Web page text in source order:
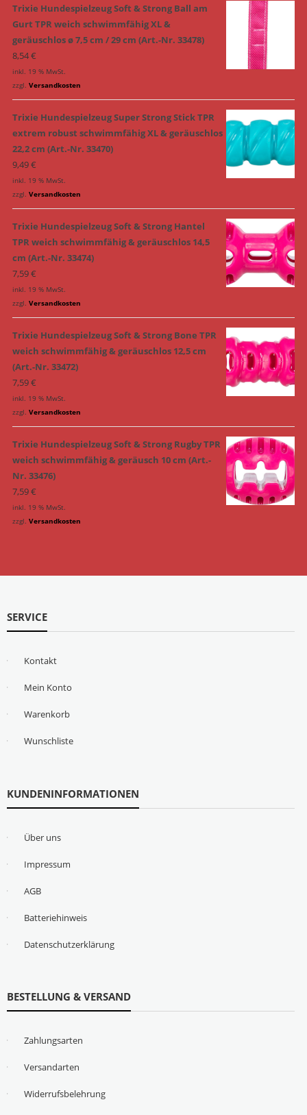
Trixie Hundespielzeug Soft & Strong Ball am
Gurt TPR weich schwimmfähig XL &
geräuschlos ø 7,5 cm / 29 cm (Art.-Nr. 33478)
8,54€
inkl. 19 % MwSt.
zzgl. Versandkosten
Trixie Hundespielzeug Super Strong Stick TPR
extrem robust schwimmfähig XL & geräuschlos
22,2 cm (Art.-Nr. 33470)
9,49€
inkl. 19 % MwSt.
zzgl. Versandkosten
Trixie Hundespielzeug Soft & Strong Hantel
TPR weich schwimmfähig & geräuschlos 14,5
cm (Art.-Nr. 33474)
7,59€
inkl. 19 % MwSt.
zzgl. Versandkosten
Trixie Hundespielzeug Soft & Strong Bone TPR
weich schwimmfähig & geräuschlos 12,5 cm
(Art.-Nr. 33472)
7,59€
inkl. 19 % MwSt.
zzgl. Versandkosten
Trixie Hundespielzeug Soft & Strong Rugby TPR
weich schwimmfähig & geräusch 10 cm (Art.-
Nr. 33476)
7,59€
inkl. 19 % MwSt.
zzgl. Versandkosten
SERVICE
Kontakt
Mein Konto
Warenkorb
Wunschliste
KUNDENINFORMATIONEN
Über uns
Impressum
AGB
Batteriehinweis
Datenschutzerklärung
BESTELLUNG & VERSAND
Zahlungsarten
Versandarten
Widerrufsbelehrung